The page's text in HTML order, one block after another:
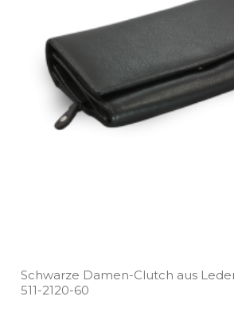
Schwarze Damen­-Clutch aus
511­-2120­-60